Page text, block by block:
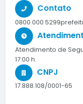
Contato
0800 000 5299
Atendimento de
17:00 h.
CNPJ
17.888.108/0001-65